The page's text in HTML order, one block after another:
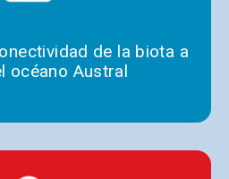
de la biota a
océano Austral